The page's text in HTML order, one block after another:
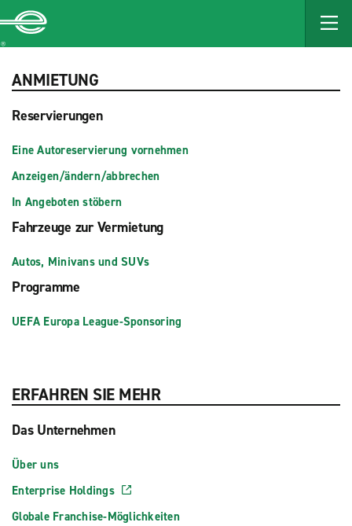
MAIN
CONTENT
ANMIETUNG
Reservierungen
Eine Autoreservierung vornehmen
Anzeigen/ändern/abbrechen
In Angeboten stöbern
Fahrzeuge zur Vermietung
Autos, Minivans und SUVs
Programme
UEFA Europa League-Sponsoring
ERFAHREN SIE MEHR
Das Unternehmen
Über uns
Enterprise Holdings
Globale Franchise-Möglichkeiten